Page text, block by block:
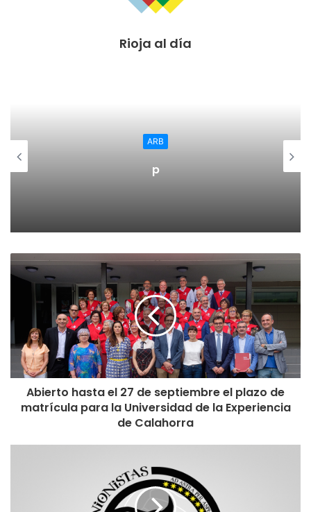
Juanjo Guerreros, vicepresidente del club blanquirrojo.
«Tiene mucha importancia mostrar la problemática de
solidario de la UD Logroñés con nosotros».
Así pues, este sábado a partir de las 11 horas, se jugará
otro partido: el de apoyo a los afectados por el Alzheimer.
Rioja al día
ARB
p
Abierto hasta el 27 de septiembre el plazo de
matrícula para la Universidad de la Experiencia
de Calahorra